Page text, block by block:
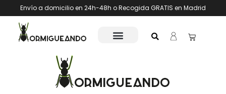
Envío a domicilio en 24h-48h o Recogida GRATIS en Madrid